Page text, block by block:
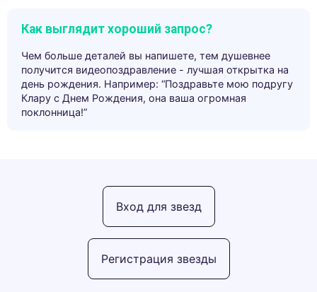
Как выглядит хороший запрос?
Чем больше деталей вы напишете, тем душевнее
получится видеопоздравление - лучшая открытка на
день рождения. Например: “Поздравьте мою подругу
Клару с Днем Рождения, она ваша огромная
поклонница!”
Регистрация звезды
Вход для звезд